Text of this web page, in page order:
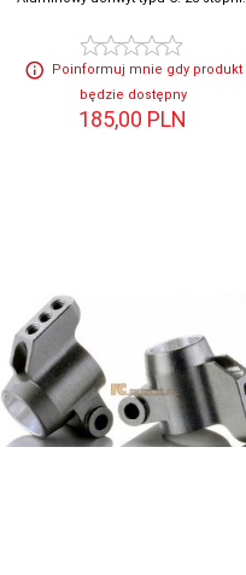
Poinformuj mnie gdy produkt
będzie dostępny
185,00 PLN